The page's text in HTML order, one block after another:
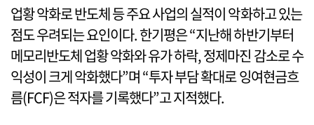
업황 악화로 반도체 등 주요 사업의 실적이 악화하고 있는
점도 우려되는 요인이다. 한기평은 “지난해 하반기부터
메모리반도체 업황 악화와 유가 하락, 정제마진 감소로 수
익성이 크게 악화했다”며 “투자 부담 확대로 잉여현금흐
름(FCF)은 적자를 기록했다”고 지적했다.